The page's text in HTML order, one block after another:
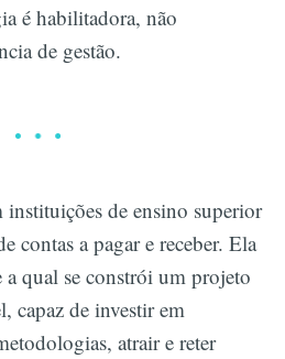
é habilitadora, não
de gestão.
instituições de ensino superior
contas a pagar e receber. Ela
a qual se constrói um projeto
capaz de investir em
atrair e reter